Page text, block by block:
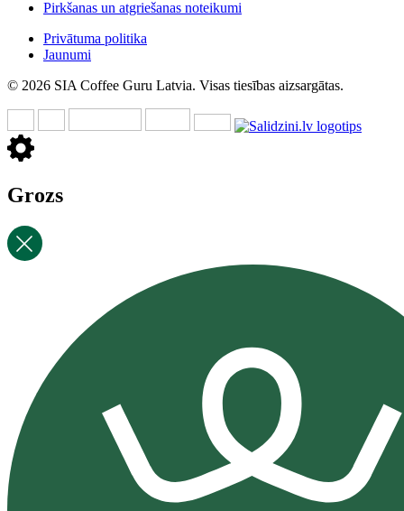
Pirkšanas un atgriešanas noteikumi
Privātuma politika
Jaunumi
© 2026 SIA Coffee Guru Latvia. Visas tiesības aizsargātas.
Grozs